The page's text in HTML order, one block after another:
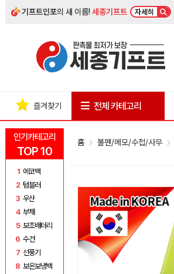
기프트인포의 새 이름!세종기프트 자세히
인기카테고리
TOP 10
1 에코백
2 텀블러
3 우산
4 부채
5 보조배터리
6 수건
7 선풍기
8 보온보냉백
즐겨찾기 전체 카테고리
홈 볼펜/메모/수첩/사무